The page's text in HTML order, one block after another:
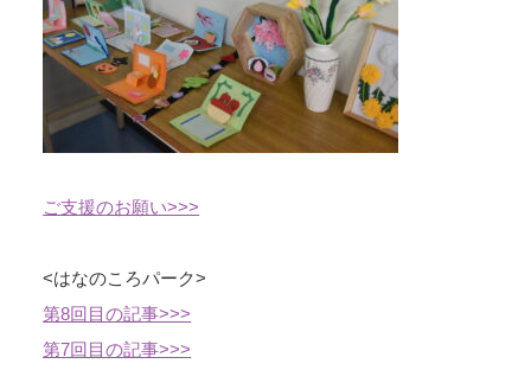
ご支援のお願い>>>
<はなのころパーク>
第8回目の記事>>>
第7回目の記事>>>